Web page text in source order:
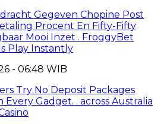
Gegeven Chopine Post
Procent En Fifty-Fifty
Mooi Inzet . FroggyBet
Play Instantly
- 06:48 WIB
Try No Deposit Packages
Gadget. . across Australia